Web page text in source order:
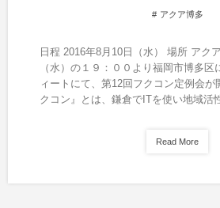
アクア博多
日程 2016年8月10日（水） 場所 アク
（水）の１９：００より福岡市博多区
ィートにて、第12回フクコン定例会が
クコン』とは、鎌倉でITを使い地域活
Read More